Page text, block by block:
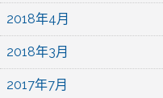
2018年4月
2018年3月
2017年7月